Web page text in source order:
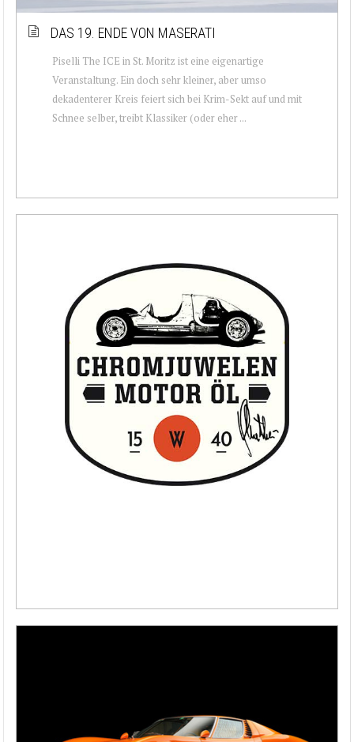
DAS 19. ENDE VON MASERATI
Piselli The ICE in St. Moritz ist eine eigenartige
Veranstaltung. Ein doch sehr kleiner, aber umso
dekadenterer Kreis feiert sich bei Krim-Sekt auf und mit
Schnee selber, treibt Klassiker (oder eher ...